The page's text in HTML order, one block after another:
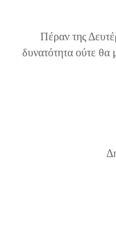
Πέραν της
δυνατότητα ούτε θα